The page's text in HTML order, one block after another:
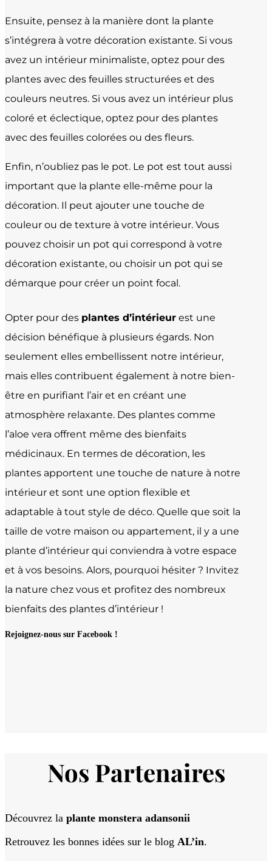
Ensuite, pensez à la manière dont la plante
s’intégrera à votre décoration existante. Si vous
avez un intérieur minimaliste, optez pour des
plantes avec des feuilles structurées et des
couleurs neutres. Si vous avez un intérieur plus
coloré et éclectique, optez pour des plantes
avec des feuilles colorées ou des fleurs.
Enfin, n’oubliez pas le pot. Le pot est tout aussi
important que la plante elle-même pour la
décoration. Il peut ajouter une touche de
couleur ou de texture à votre intérieur. Vous
pouvez choisir un pot qui correspond à votre
décoration existante, ou choisir un pot qui se
démarque pour créer un point focal.
Opter pour des plantes d’intérieur est une
décision bénéfique à plusieurs égards. Non
seulement elles embellissent notre intérieur,
mais elles contribuent également à notre bien-
être en purifiant l’air et en créant une
atmosphère relaxante. Des plantes comme
l’aloe vera offrent même des bienfaits
médicinaux. En termes de décoration, les
plantes apportent une touche de nature à notre
intérieur et sont une option flexible et
adaptable à tout style de déco. Quelle que soit la
taille de votre maison ou appartement, il y a une
plante d’intérieur qui conviendra à votre espace
et à vos besoins. Alors, pourquoi hésiter ? Invitez
la nature chez vous et profitez des nombreux
bienfaits des plantes d’intérieur !
Rejoignez-nous sur Facebook !
Nos Partenaires
Découvrez la plante monstera adansonii
Retrouvez les bonnes idées sur le blog AL’in.